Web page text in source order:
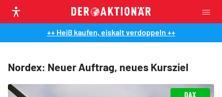
++ Heiß kaufen, eiskalt verdoppeln ++
Nordex: Neuer Auftrag, neues Kursziel
DAX